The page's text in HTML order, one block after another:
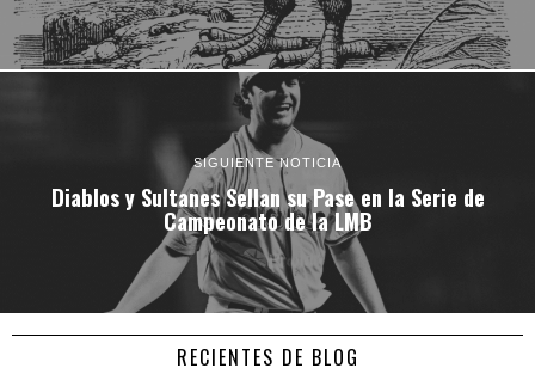
SIGUIENTE NOTICIA
Diablos y Sultanes Sellan su Pase en la Serie de
Campeonato de la LMB
RECIENTES DE BLOG